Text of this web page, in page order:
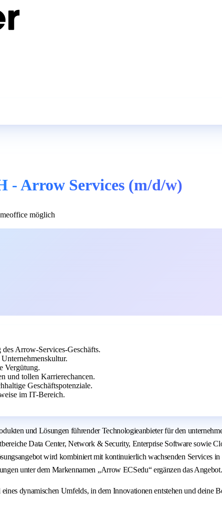
- Arrow Services (m/d/w)
möglich
Arrow-Services-Geschäfts.
Vergütung.
und tollen Karrierechancen.
Geschäftspotenziale.
im IT-Bereich.
und Lösungen führender Technologieanbieter für den
Data Center, Network & Security, Enterprise Software sowie
wird kombiniert mit kontinuierlich wachsenden Services
unter dem Markennamen „Arrow ECSedu“ ergänzen das Angebot.
Umfelds, in dem Innovationen entstehen und deine